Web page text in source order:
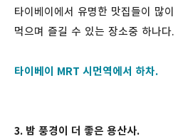
타이베이에서 유명한 맛집들이 많
먹으며 즐길 수 있는 장소중 하나다.
타이베이 MRT 시먼역에서 하차.
3. 밤 풍경이 더 좋은 용산사.